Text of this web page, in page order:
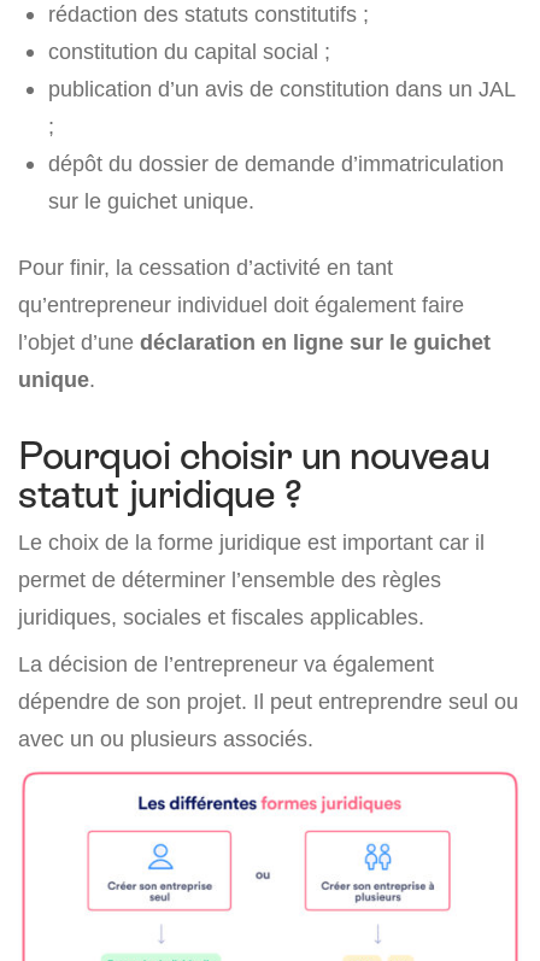
rédaction des statuts constitutifs ;
constitution du capital social ;
publication d’un avis de constitution dans un JAL
;
dépôt du dossier de demande d’immatriculation
sur le guichet unique.
Pour finir, la cessation d’activité en tant
qu’entrepreneur individuel doit également faire
l’objet d’une déclaration en ligne sur le guichet
unique.
Pourquoi choisir un nouveau
statut juridique ?
Le choix de la forme juridique est important car il
permet de déterminer l’ensemble des règles
juridiques, sociales et fiscales applicables.
La décision de l’entrepreneur va également
dépendre de son projet. Il peut entreprendre seul ou
avec un ou plusieurs associés.